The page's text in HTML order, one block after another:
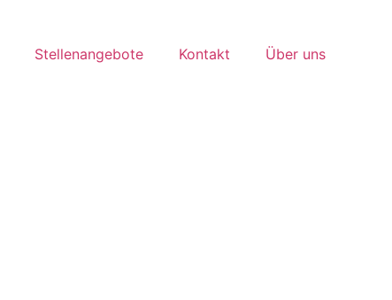
Stellenangebote Kontakt Über uns